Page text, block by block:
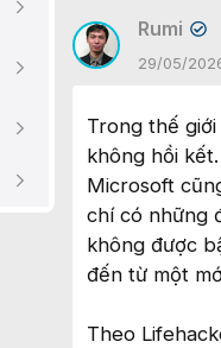
Rumi ✔
29/05/
Trong thế
không hồi
Microsoft
chí có những
không được
đến từ một
Theo